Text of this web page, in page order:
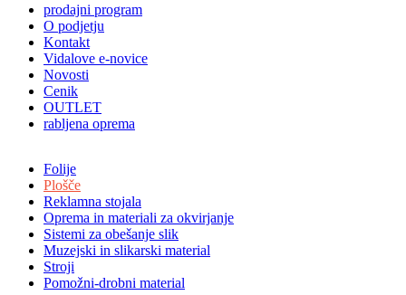
prodajni program
O podjetju
Kontakt
Vidalove e-novice
Novosti
Cenik
OUTLET
rabljena oprema
Folije
Plošče
Reklamna stojala
Oprema in materiali za okvirjanje
Sistemi za obešanje slik
Muzejski in slikarski material
Stroji
Pomožni-drobni material